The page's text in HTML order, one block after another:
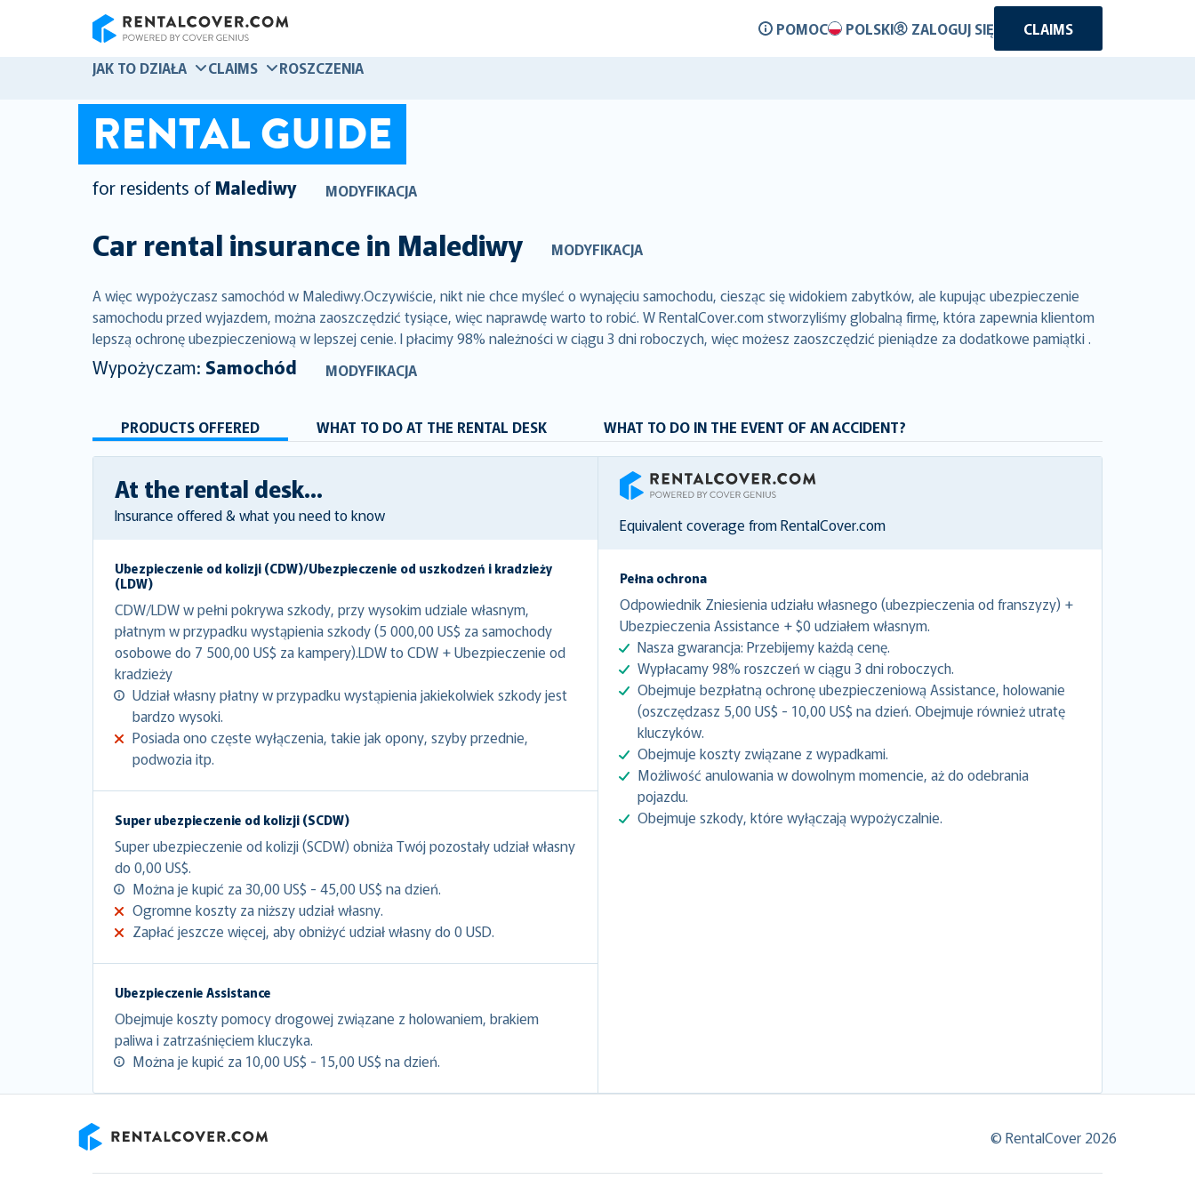
POMOC POLSKI ZALOGUJ SIĘ
CLAIMS
JAK TO DZIAŁA
CLAIMS ROSZCZENIA
RENTAL GUIDE
for residents of Malediwy MODYFIKACJA
Car rental insurance in Malediwy MODYFIKACJA
A więc wypożyczasz samochód w Malediwy.Oczywiście, nikt nie chce myśleć o wynajęciu samochodu, ciesząc się widokiem zabytków, ale kupując ubezpieczenie
samochodu przed wyjazdem, można zaoszczędzić tysiące, więc naprawdę warto to robić. W RentalCover.com stworzyliśmy globalną firmę, która zapewnia klientom
lepszą ochronę ubezpieczeniową w lepszej cenie. I płacimy 98% należności w ciągu 3 dni roboczych, więc możesz zaoszczędzić pieniądze za dodatkowe pamiątki .
Wypożyczam: Samochód MODYFIKACJA
PRODUCTS OFFERED WHAT TO DO AT THE RENTAL DESK WHAT TO DO IN THE EVENT OF AN ACCIDENT?
At the rental desk...
Insurance offered & what you need to know
Ubezpieczenie od kolizji (CDW)/Ubezpieczenie od uszkodzeń i kradzieży
(LDW)
CDW/LDW w pełni pokrywa szkody, przy wysokim udziale własnym,
płatnym w przypadku wystąpienia szkody (5 000,00 US$ za samochody
osobowe do 7 500,00 US$ za kampery).LDW to CDW + Ubezpieczenie od
kradzieży
Udział własny płatny w przypadku wystąpienia jakiekolwiek szkody jest
bardzo wysoki.
Posiada ono częste wyłączenia, takie jak opony, szyby przednie,
podwozia itp.
Super ubezpieczenie od kolizji (SCDW)
Super ubezpieczenie od kolizji (SCDW) obniża Twój pozostały udział własny
do 0,00 US$.
Można je kupić za 30,00 US$ - 45,00 US$ na dzień.
Ogromne koszty za niższy udział własny.
Zapłać jeszcze więcej, aby obniżyć udział własny do 0 USD.
Ubezpieczenie Assistance
Obejmuje koszty pomocy drogowej związane z holowaniem, brakiem
paliwa i zatrzaśnięciem kluczyka.
Można je kupić za 10,00 US$ - 15,00 US$ na dzień.
RentalCover
Equivalent coverage from RentalCover.com
Pełna ochrona
Odpowiednik Zniesienia udziału własnego (ubezpieczenia od franszyzy) +
Ubezpieczenia Assistance + $0 udziałem własnym.
Nasza gwarancja: Przebijemy każdą cenę.
Wypłacamy 98% roszczeń w ciągu 3 dni roboczych.
Obejmuje bezpłatną ochronę ubezpieczeniową Assistance, holowanie
(oszczędzasz 5,00 US$ - 10,00 US$ na dzień. Obejmuje również utratę
kluczyków.
Obejmuje koszty związane z wypadkami.
Możliwość anulowania w dowolnym momencie, aż do odebrania
pojazdu.
Obejmuje szkody, które wyłączają wypożyczalnie.
© RentalCover 2026